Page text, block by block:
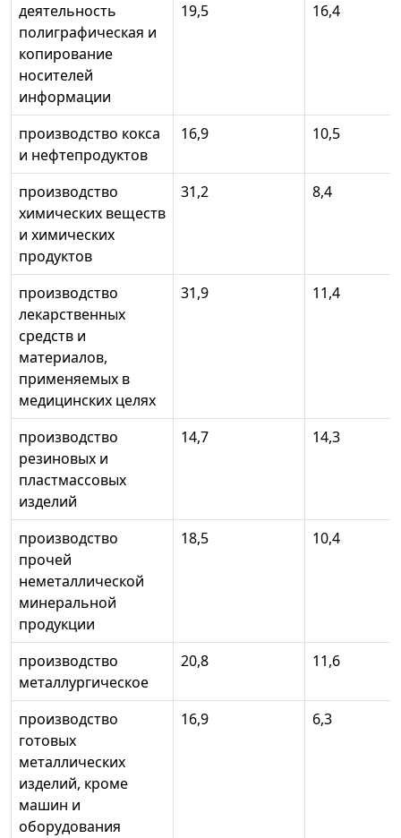
деятельность
полиграфическая и
копирование
носителей
информации
19,5 16,4
производство кокса
и нефтепродуктов
16,9 10,5
производство
химических веществ
и химических
продуктов
31,2 8,4
производство
лекарственных
средств и
материалов,
применяемых в
медицинских целях
31,9 11,4
производство
резиновых и
пластмассовых
изделий
14,7 14,3
производство
прочей
неметаллической
минеральной
продукции
18,5 10,4
производство
металлургическое
20,8 11,6
производство
готовых
металлических
изделий, кроме
машин и
оборудования
16,9 6,3